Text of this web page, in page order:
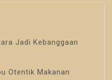
Jadi Kebanggaan
Otentik Makanan